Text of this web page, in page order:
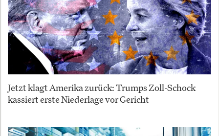
Jetzt klagt Amerika zurück: Trumps Zoll-Schock
kassiert erste Niederlage vor Gericht